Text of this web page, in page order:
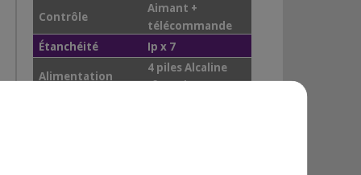
Contrôle
Aimant +
télécommande
Étanchéité
Ip x 7
Alimentation
4 piles Alcaline
(fournies)